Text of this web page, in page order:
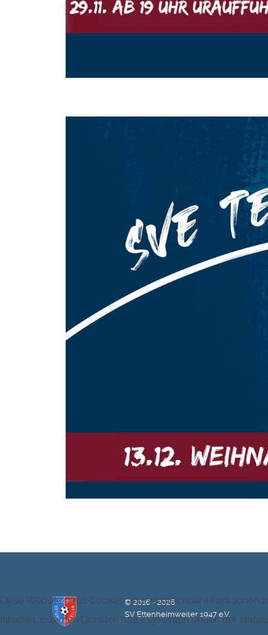
© 2016 - 2026
SV Ettenheimweiler 1947 e.V.
Diese Website nutzt Cookies und vergleichbare
Inhalten, externen Diensten und Elementen Dritter, der